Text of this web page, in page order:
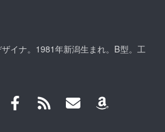
イナ。1981年新潟生まれ。B型。工